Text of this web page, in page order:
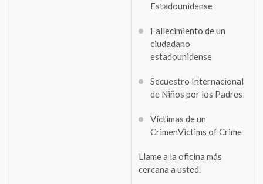
Estadounidense
Fallecimiento de un
ciudadano
estadounidense
Secuestro Internacional
de Niños por los Padres
Víctimas de un
CrimenVictims of Crime
Llame a la oficina más
cercana a usted.